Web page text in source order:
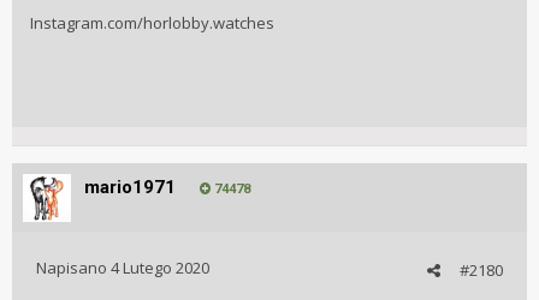
Instagram.com/horlobby.watches
mario1971 74478
#2180
Napisano 4 Lutego 2020